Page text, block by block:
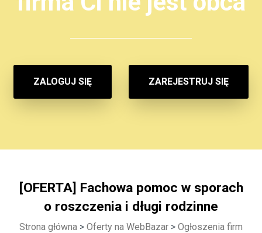
ZALOGUJ SIĘ ZAREJESTRUJ SIĘ
[OFERTA] Fachowa pomoc w sporach
o roszczenia i długi rodzinne
Strona główna > Oferty na WebBazar > Ogłoszenia firm